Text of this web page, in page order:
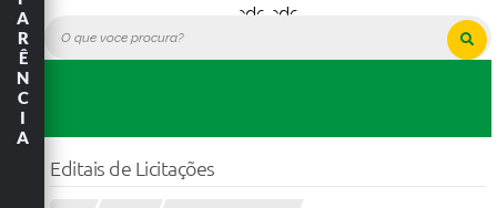
A
R
Ê
N
C
I
A
Editais de Licitações